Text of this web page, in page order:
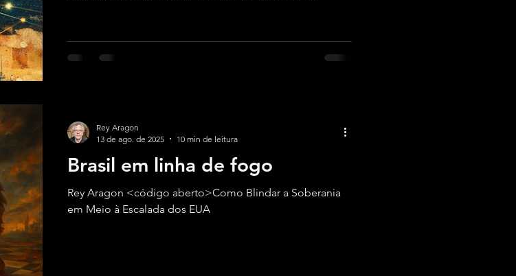
Brasil em linha de fogo
Rey Aragon <código aberto>Como Blindar a Soberania
em Meio à Escalada dos EUA
Rey Aragon
13 de ago. de 2025
10 min de leitura